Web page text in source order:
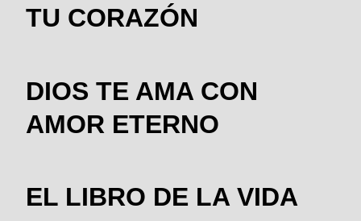
TU CORAZÓN
DIOS TE AMA CON
AMOR ETERNO
EL LIBRO DE LA VIDA